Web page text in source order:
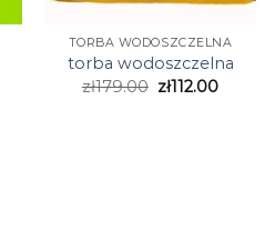
TORBA WODOSZCZELNA
torba wodoszczelna
zł179.00 zł112.00